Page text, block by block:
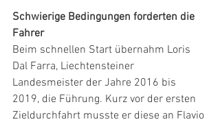
Schwierige Bedingungen forderten die
Fahrer
Beim schnellen Start übernahm Loris
Dal Farra, Liechtensteiner
Landesmeister der Jahre 2016 bis
2019, die Führung. Kurz vor der ersten
Zieldurchfahrt musste er diese an Flavio